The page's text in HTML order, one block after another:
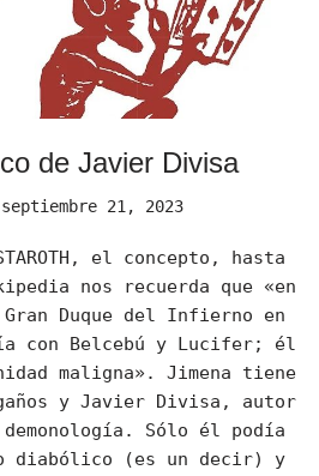
de Javier Divisa
septiembre 21, 2023
el concepto, hasta
nos recuerda que «en
Duque del Infierno en
con Belcebú y Lucifer; él
maligna». Jimena tiene
y Javier Divisa, autor
Sólo él podía
diabólico (es un decir) y